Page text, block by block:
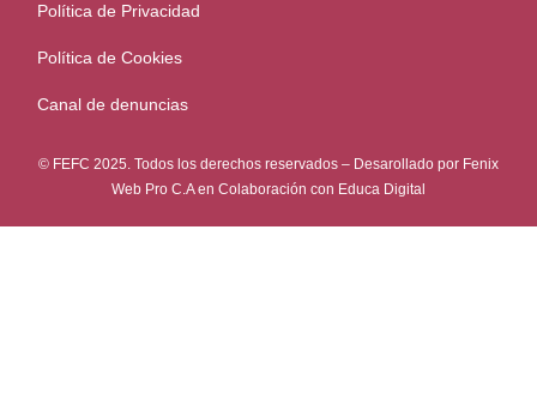
© FEFC 2025. Todos los derechos reservados – Desarollado por Fenix
Web Pro C.Aen Colaboración con Educa Digital
Política de Privacidad
Política de Cookies
Canal de denuncias